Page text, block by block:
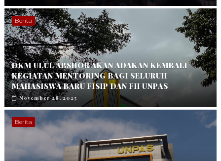
Berita
DKM ULUL ABSHOR AKAN ADAKAN KEMBALI
KEGIATAN MENTORING BAGI SELURUH
MAHASISWA BARU FISIP DAN FH UNPAS
November 28, 2025
Berita